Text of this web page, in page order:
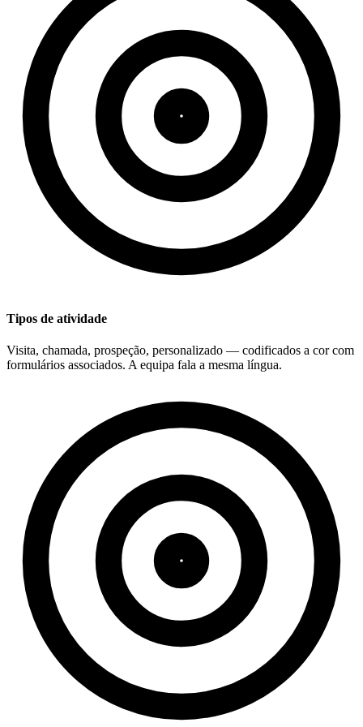
Tipos de atividade
Visita, chamada, prospeção, personalizado — codificados a cor com
formulários associados. A equipa fala a mesma língua.